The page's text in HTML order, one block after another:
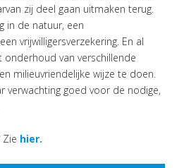
zij deel gaan uitmaken terug.
in de natuur, een
vrijwilligersverzekering. En al
van verschillende
milieuvriendelijke wijze te doen.
verwachting goed voor de nodige,
Zie hier.